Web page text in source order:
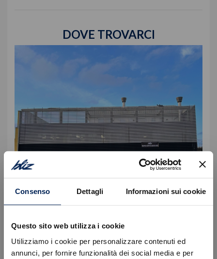
Consenso Dettagli Informazioni sui cookie
Questo sito web utilizza i cookie
Utilizziamo i cookie per personalizzare contenuti ed
annunci, per fornire funzionalità dei social media e per
DOVE TROVARCI
Tavagnacco, Via Enrico Fermi 69
Contattaci